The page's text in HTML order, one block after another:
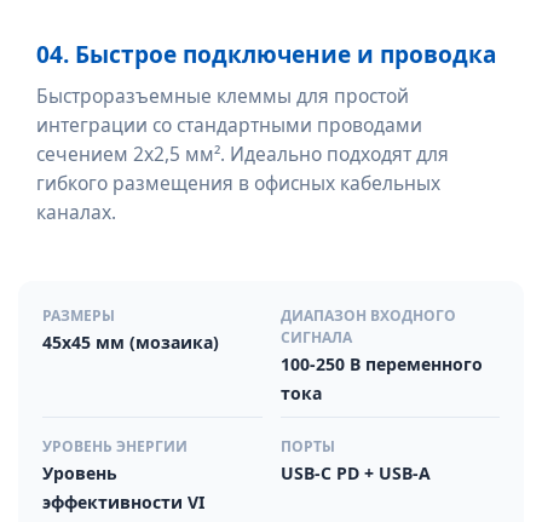
04. Быстрое подключение и проводка
Быстроразъемные клеммы для простой
интеграции со стандартными проводами
сечением 2х2,5 мм². Идеально подходят для
гибкого размещения в офисных кабельных
каналах.
РАЗМЕРЫ
45x45 мм (мозаика)
ДИАПАЗОН ВХОДНОГО
СИГНАЛА
100-250 В переменного
тока
УРОВЕНЬ ЭНЕРГИИ
Уровень
эффективности VI
ПОРТЫ
USB-C PD + USB-A